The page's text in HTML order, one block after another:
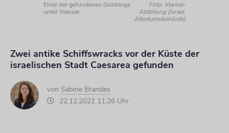
Einer der gefundenen Goldringe
unter Wasser
Foto: Marine-
Abteilung (Israel.
Altertumsbehörde)
Zwei antike Schiffswracks vor der Küste der
israelischen Stadt Caesarea gefunden
von Sabine Brandes
22.12.2021 11:26 Uhr